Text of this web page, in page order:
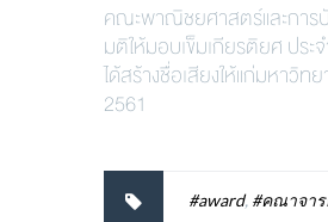
คณะพาณิชยศาสตร์และการ
มติให้มอบเข็มเกียรติยศ ปร
ได้สร้างชื่อเสียงให้แก่มหาวิ
2561
#award, #คณาจาร